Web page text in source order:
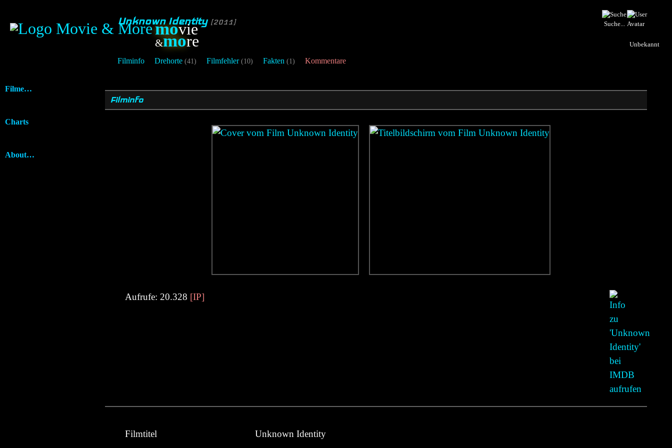
movie
&more
Suche...
Unbekannt
Unknown Identity [2011]
Filminfo Drehorte (41) Filmfehler (10) Fakten (1) Kommentare
Filme…
Charts
About…
Filminfo
Aufrufe: 20.328 [IP]
Filmtitel
Unknown Identity